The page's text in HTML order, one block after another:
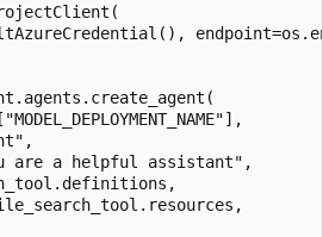
are a helpful assistant",